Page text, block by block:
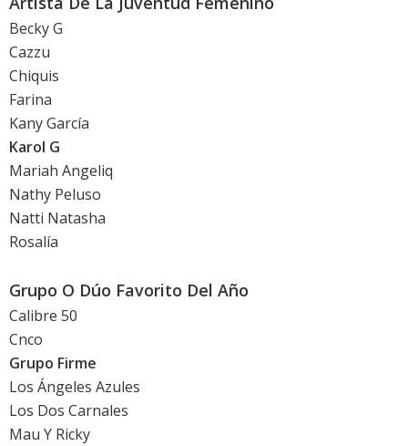
Becky G
Cazzu
Chiquis
Farina
Kany García
Karol G
Mariah Angeliq
Nathy Peluso
Natti Natasha
Rosalía
Grupo O Dúo Favorito Del Año
Calibre 50
Cnco
Grupo Firme
Los Ángeles Azules
Los Dos Carnales
Mau Y Ricky